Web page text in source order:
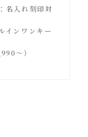
：名入れ刻印対
インワンキー
〜）